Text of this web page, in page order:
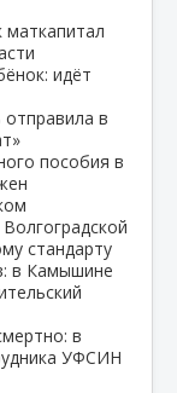
идёт
отправила в
пособия в
стандарту
в Камышине
в
УФСИН